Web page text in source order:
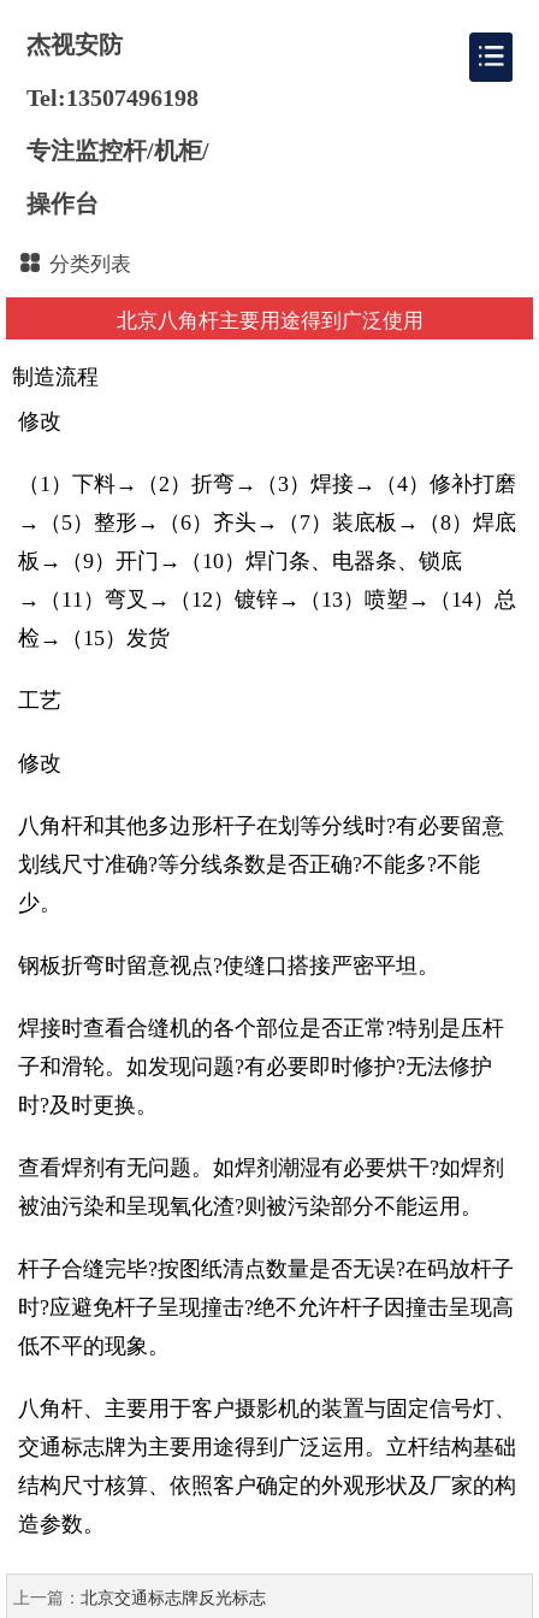
杰视安防
Tel:13507496198
专注监控杆/机柜/
操作台
分类列表
北京八角杆主要用途得到广泛使用
制造流程
修改
（1）下料→（2）折弯→（3）焊接→（4）修补打磨
→（5）整形→（6）齐头→（7）装底板→（8）焊底
板→（9）开门→（10）焊门条、电器条、锁底
→（11）弯叉→（12）镀锌→（13）喷塑→（14）总
检→（15）发货
工艺
修改
八角杆和其他多边形杆子在划等分线时?有必要留意
划线尺寸准确?等分线条数是否正确?不能多?不能
少。
钢板折弯时留意视点?使缝口搭接严密平坦。
焊接时查看合缝机的各个部位是否正常?特别是压杆
子和滑轮。如发现问题?有必要即时修护?无法修护
时?及时更换。
查看焊剂有无问题。如焊剂潮湿有必要烘干?如焊剂
被油污染和呈现氧化渣?则被污染部分不能运用。
杆子合缝完毕?按图纸清点数量是否无误?在码放杆子
时?应避免杆子呈现撞击?绝不允许杆子因撞击呈现高
低不平的现象。
八角杆、主要用于客户摄影机的装置与固定信号灯、
交通标志牌为主要用途得到广泛运用。立杆结构基础
结构尺寸核算、依照客户确定的外观形状及厂家的构
造参数。
上一篇： 北京交通标志牌反光标志